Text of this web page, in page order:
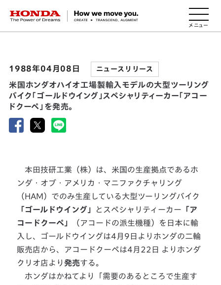
HONDA The Power of Dreams
1988年04月08日 ニュースリリース
米国ホンダオハイオ工場製輸入モデルの大型ツーリング
バイク「ゴールドウイング」スペシャリティーカー「アコー
ドクーペ」を発売。
本田技研工業（株）は、米国の生産拠点であるホ
ンダ・オブ・アメリカ・マニファクチャリング
（HAM）でのみ生産している大型ツーリングバイク
「ゴールドウイング」
とスペシャリティーカー 「ア
コードクーペ」
（アコードの派生機種）を日本に輸
入し、ゴールドウイングは4月9日よりホンダの二輪
販売店から、アコードクーペは4月22日 よりホンダ
クリオ店より発売する。
ホンダはかねてより「需要のあるところで生産す